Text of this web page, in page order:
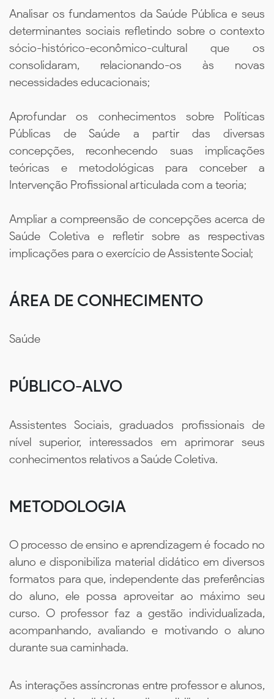
Analisar os fundamentos da Saúde Pública e seus
determinantes sociais refletindo sobre o contexto
sócio-histórico-econômico-cultural que os
consolidaram, relacionando-os às novas
necessidades educacionais;
Aprofundar os conhecimentos sobre Políticas
Públicas de Saúde a partir das diversas
concepções, reconhecendo suas implicações
teóricas e metodológicas para conceber a
Intervenção Profissional articulada com a teoria;
Ampliar a compreensão de concepções acerca de
Saúde Coletiva e refletir sobre as respectivas
implicações para o exercício de Assistente Social;
ÁREA DE CONHECIMENTO
Saúde
PÚBLICO-ALVO
Assistentes Sociais, graduados profissionais de
nível superior, interessados em aprimorar seus
conhecimentos relativos a Saúde Coletiva.
METODOLOGIA
O processo de ensino e aprendizagem é focado no
aluno e disponibiliza material didático em diversos
formatos para que, independente das preferências
do aluno, ele possa aproveitar ao máximo seu
curso. O professor faz a gestão individualizada,
acompanhando, avaliando e motivando o aluno
durante sua caminhada.
As interações assíncronas entre professor e alunos,